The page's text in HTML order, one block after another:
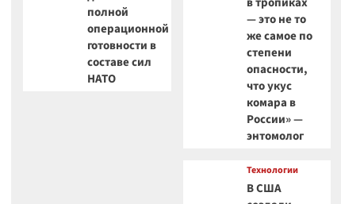
полной
операционной
готовности в
составе сил
НАТО
— это не то
же самое по
степени
опасности,
что укус
комара в
России» —
энтомолог
Технологии
В США